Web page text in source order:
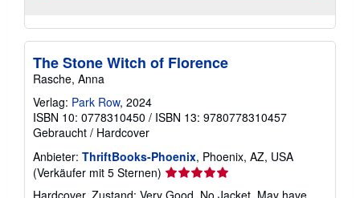
The Stone Witch of Florence
Rasche, Anna
Verlag: Park Row, 2024
ISBN 10: 0778310450 / ISBN 13: 9780778310457
Gebraucht / Hardcover
Anbieter: ThriftBooks-Phoenix, Phoenix, AZ, USA
(Verkäufer mit 5 Sternen) Verkäuferbewertung
5
Hardcover. Zustand: Very Good. No Jacket. May have